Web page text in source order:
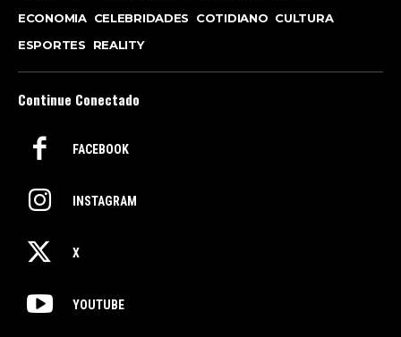
ECONOMIA CELEBRIDADES COTIDIANO CULTURA
ESPORTES
REALITY
Continue Conectado
FACEBOOK
INSTAGRAM
X
YOUTUBE